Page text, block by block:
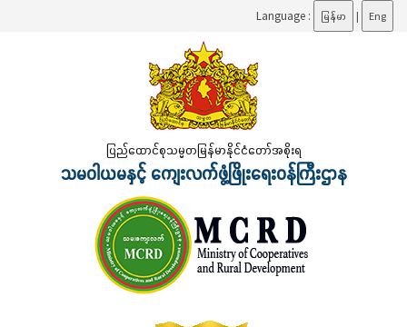
Language : မြန်မာ | Eng
ပြည်ထောင်စုသမ္မတမြန်မာနိုင်ငံတော်အစိုးရ
သမဝါယမနှင့် ကျေးလက်ဖွံ့ဖြိုးရေးဝန်ကြီးဌာန